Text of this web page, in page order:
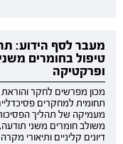
מעבר לסף הידוע:
טיפול בחומרים
ופרקטיקה
תחומית למחקרים
מעמיקה של תהליך
משולב חומרים משני
דיונים קליניים ותיאורי